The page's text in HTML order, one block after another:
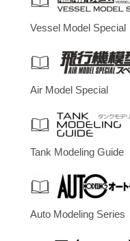
Vessel Model Special
Air Model Special
Tank Modeling Guide
Auto Modeling Series